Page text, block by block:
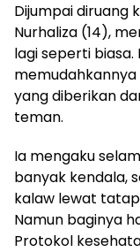
Dijumpai diruang
Nurhaliza (14),
lagi seperti
yang diberikan
teman.
Ia mengaku
banyak kendala,
kalaw lewat
Namun baginya
Protokol